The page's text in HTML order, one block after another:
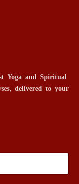
Yoga and Spiritual
delivered to your